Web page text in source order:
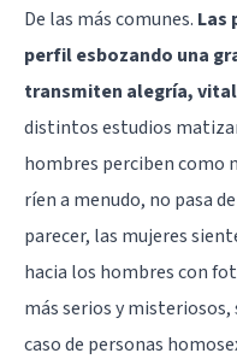
De las más comunes. Las
perfil esbozando una
transmiten alegría,
distintos estudios
hombres perciben como
ríen a menudo, no pasa
parecer, las mujeres
hacia los hombres con
más serios y misteriosos,
caso de personas